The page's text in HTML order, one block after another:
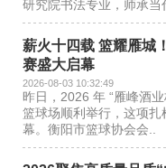
研究院书法专业，师承当
薪火十四载 篮耀雁城
赛盛大启幕
2026-08-03 10:32:49
昨日，2026 年 “雁峰酒
篮球场顺利举行，这项
幕。衡阳市篮球协会会..